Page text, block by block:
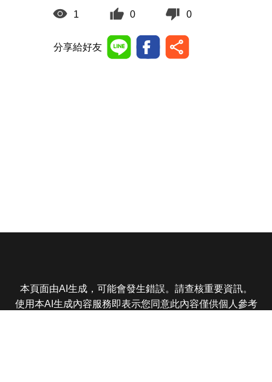
1 0 0
分享給好友
本頁面由AI生成，可能會發生錯誤。請查核重要資訊。
使用本AI生成內容服務即表示您同意此內容僅供個人參考